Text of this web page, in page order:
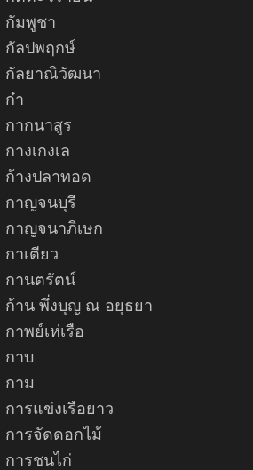
กัมพูชา
กัลปพฤกษ์
กัลยาณิวัฒนา
ก๋า
กากนาสูร
กางเกงเล
ก้างปลาทอด
กาญจนบุรี
กาญจนาภิเษก
กาเตียว
กานตรัตน์
ก้าน พึ่งบุญ ณ อยุธยา
กาพย์เห่เรือ
กาบ
กาม
การแข่งเรือยาว
การจัดดอกไม้
การชนไก่